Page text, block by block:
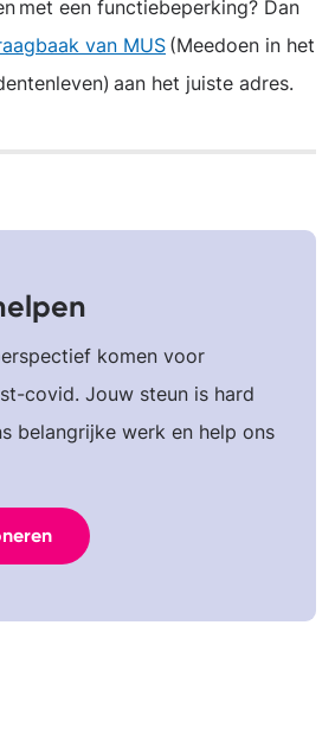
met een functiebeperking? Dan
van MUS (Meedoen in het
aan het juiste adres.
komen voor
covid. Jouw steun is hard
belangrijke werk en help ons